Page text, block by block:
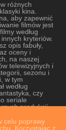
celu poprawy
Korzystając z
różnych
kina.
aby zapewnić
filmów jest
według
kryteriów.
opis fabuły,
oceny i
na naszej
telewizyjnych i
sezonu i
w tym
według
czy
seriale
produkcji
wybór seriali,
się kultową
łatwa w